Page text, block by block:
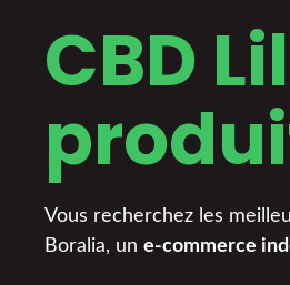
CBD
Vous recherchez les
Boralia, un e-commerce